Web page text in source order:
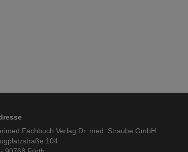
Fachbuch Verlag Dr. med. Straube GmbH
104